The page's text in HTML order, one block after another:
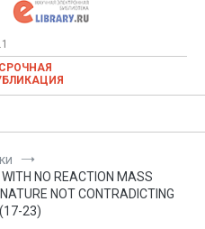
статей в
журнале
научных статей в
журнале
СРОЧНАЯ
WITH NO REACTION MASS
NOT CONTRADICTING
23)